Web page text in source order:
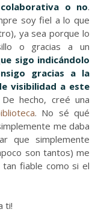
o no.
soy fiel a lo que
ya sea porque lo
o gracias a un
sigo indicándolo
gracias a la
visibilidad a este
hecho, creé una
. No sé qué
me daba
que simplemente
son tantos) me
fiable como si el
ti!